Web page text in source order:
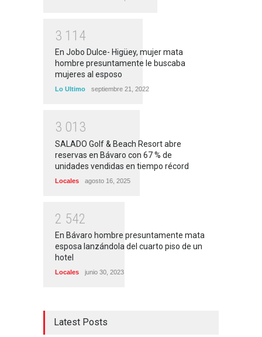
3 1 1 4
En Jobo Dulce- Higüey, mujer mata
hombre presuntamente le buscaba
mujeres al esposo
Lo Ultimo septiembre 21, 2022
3 01 3
SALADO Golf & Beach Resort abre
reservas en Bávaro con 67 % de
unidades vendidas en tiempo récord
Locales agosto 16, 2025
2 542
En Bávaro hombre presuntamente mata
esposa lanzándola del cuarto piso de un
hotel
Locales junio 30, 2023
Latest Posts